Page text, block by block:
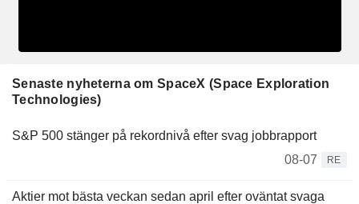
Senaste nyheterna om SpaceX (Space Exploration
Technologies)
S&P 500 stänger på rekordnivå efter svag jobbrapport
08-07
RE
Aktier mot bästa veckan sedan april efter oväntat svaga